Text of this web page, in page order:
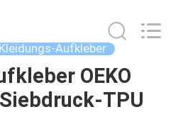
Aufkleber
OEKO
TPU